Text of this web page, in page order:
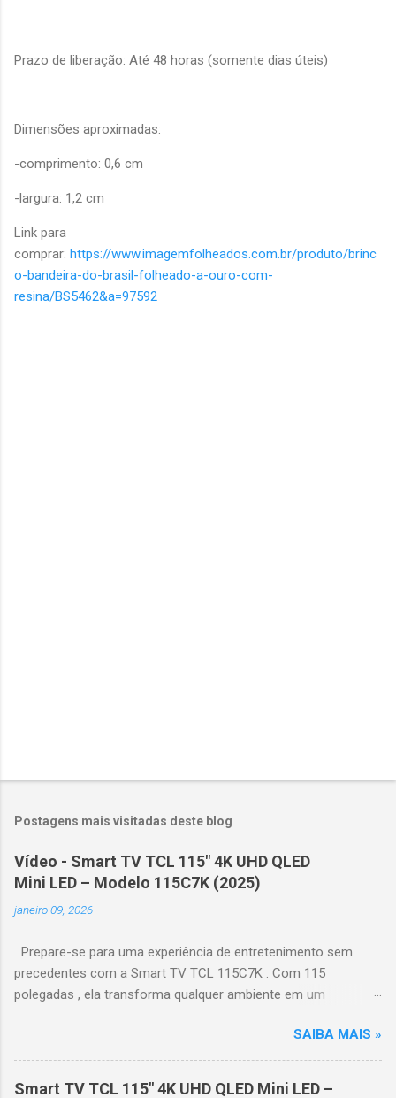
Prazo de liberação: Até 48 horas (somente dias úteis)
Dimensões aproximadas:
-comprimento: 0,6 cm
-largura: 1,2 cm
Link para
comprar: https://www.imagemfolheados.com.br/produto/brinc
o-bandeira-do-brasil-folheado-a-ouro-com-
resina/BS5462&a=97592
Postagens mais visitadas deste blog
Vídeo - Smart TV TCL 115" 4K UHD QLED
Mini LED – Modelo 115C7K (2025)
janeiro 09, 2026
Prepare-se para uma experiência de entretenimento sem
precedentes com a Smart TV TCL 115C7K . Com 115
polegadas , ela transforma qualquer ambiente em um
e realistas. 🌟 Destaques do produto Tela QLED Mini LED 115” :
controle de iluminação preciso, brilho intenso e cores
vibrantes. Resolução 4K UHD : detalhes impressionantes e
SAIBA MAIS »
Smart TV TCL 115" 4K UHD QLED Mini LED –